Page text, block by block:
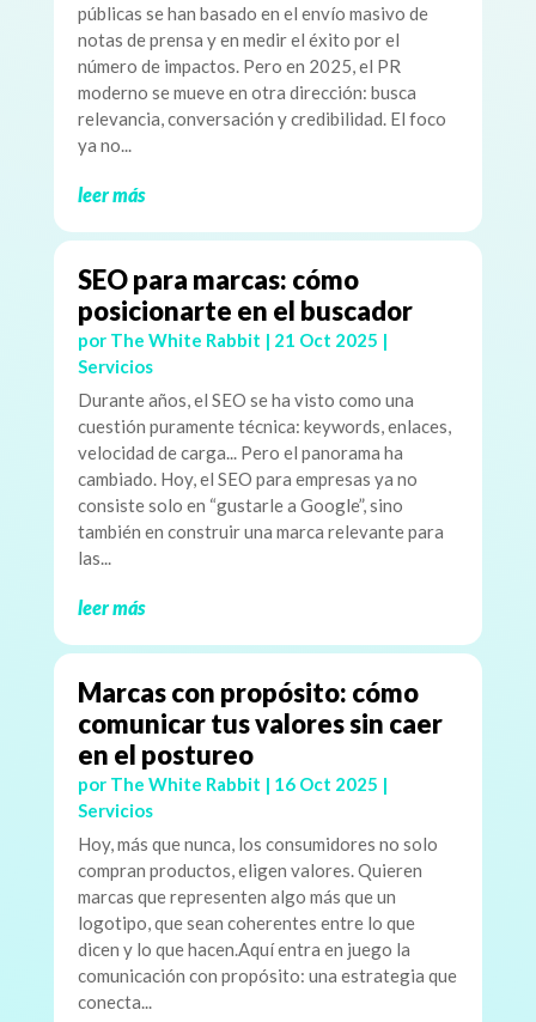
públicas se han basado en el envío masivo de
notas de prensa y en medir el éxito por el
número de impactos. Pero en 2025, el PR
moderno se mueve en otra dirección: busca
relevancia, conversación y credibilidad. El foco
ya no...
leer más
SEO para marcas: cómo
posicionarte en el buscador
por The White Rabbit | 21 Oct 2025 |
Servicios
Durante años, el SEO se ha visto como una
cuestión puramente técnica: keywords, enlaces,
velocidad de carga... Pero el panorama ha
cambiado. Hoy, el SEO para empresas ya no
consiste solo en “gustarle a Google”, sino
también en construir una marca relevante para
las...
leer más
Marcas con propósito: cómo
comunicar tus valores sin caer
en el postureo
por The White Rabbit | 16 Oct 2025 |
Servicios
Hoy, más que nunca, los consumidores no solo
compran productos, eligen valores. Quieren
marcas que representen algo más que un
logotipo, que sean coherentes entre lo que
dicen y lo que hacen.Aquí entra en juego la
comunicación con propósito: una estrategia que
conecta...